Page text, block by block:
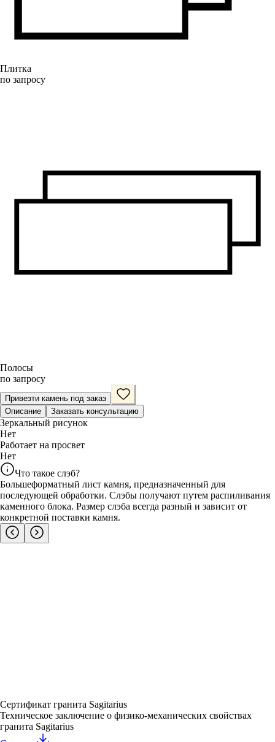
Плитка
по запросу
Полосы
по запросу
Привезти камень под заказ
Описание
Заказать консультацию
Зеркальный рисунок
Нет
Работает на просвет
Нет
Что такое слэб?
Большеформатный лист камня, предназначенный для
последующей обработки. Слэбы получают путем распиливания
каменного блока. Размер слэба всегда разный и зависит от
конкретной поставки камня.
Сертификат гранита Sagitarius
Техническое заключение о физико-механических свойствах
гранита Sagitarius